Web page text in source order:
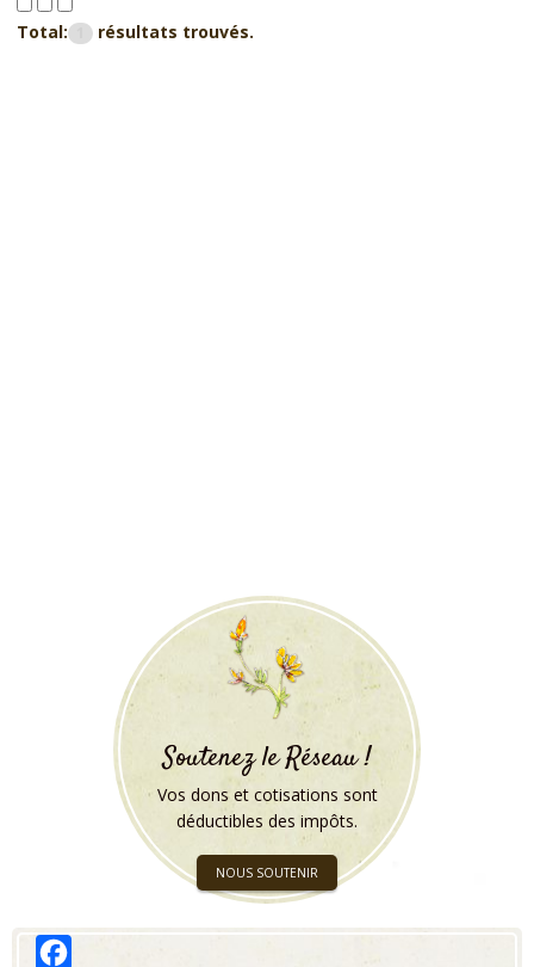
Total: résultats trouvés.
Soutenez le Réseau !
Vos dons et cotisations sont
déductibles des impôts.
NOUS SOUTENIR